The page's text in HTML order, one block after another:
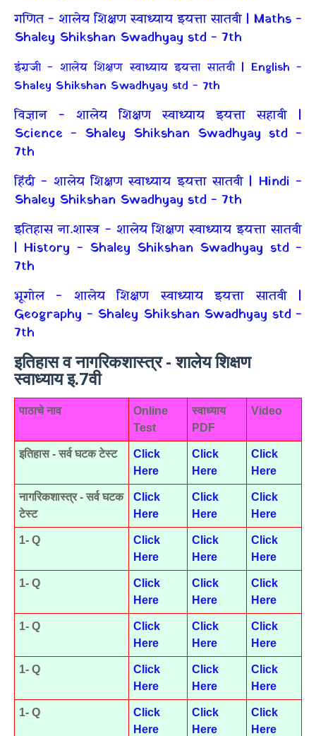
गणित - शालेय शिक्षण स्वाध्याय इयत्ता सातवी | Maths -
Shaley Shikshan Swadhyay std - 7th
इंग्रजी - शालेय शिक्षण स्वाध्याय इयत्ता सातवी | English -
Shaley Shikshan Swadhyay std - 7th
विज्ञान - शालेय शिक्षण स्वाध्याय इयत्ता सहावी |
Science - Shaley Shikshan Swadhyay std -
7th
हिंदी - शालेय शिक्षण स्वाध्याय इयत्ता सातवी | Hindi -
Shaley Shikshan Swadhyay std - 7th
इतिहास ना.शास्त्र - शालेय शिक्षण स्वाध्याय इयत्ता सातवी
| History - Shaley Shikshan Swadhyay std -
7th
भूगोल - शालेय शिक्षण स्वाध्याय इयत्ता सातवी |
Geography - Shaley Shikshan Swadhyay std -
7th
इतिहास व नागरिकशास्त्र - शालेय शिक्षण
स्वाध्याय इ.7वी
पाठाचे नाव
Online
Test
स्वाध्याय
PDF
Video
इतिहास - सर्व घटक टेस्ट
Click
Here
Click
Here
Click
Here
नागरिकशास्त्र - सर्व घटक
टेस्ट
Click
Here
Click
Here
Click
Here
1- Q
Click
Here
Click
Here
Click
Here
1- Q
Click
Here
Click
Here
Click
Here
1- Q
Click
Here
Click
Here
Click
Here
1- Q
Click
Here
Click
Here
Click
Here
1- Q
Click
Here
Click
Here
Click
Here